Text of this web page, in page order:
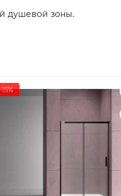
душевой зоны.
-15%